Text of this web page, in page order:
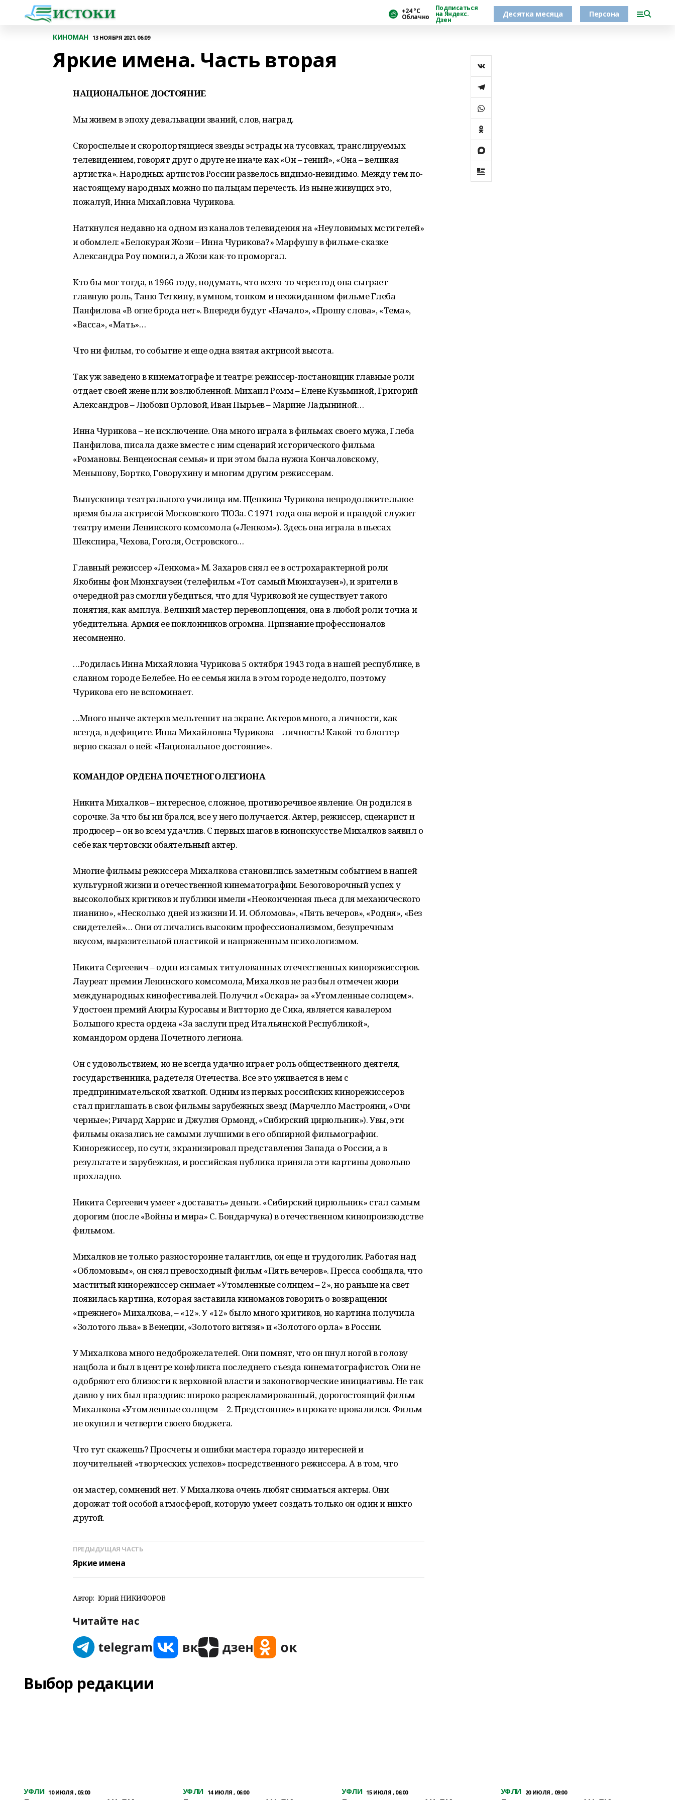
+24 °С
Облачно
Подписаться
на Яндекс.
Дзен
Десятка месяца Персона
КИНОМАН 13 НОЯБРЯ 2021, 06:09
Яркие имена. Часть вторая
НАЦИОНАЛЬНОЕ ДОСТОЯНИЕ
Мы живем в эпоху девальвации званий, слов, наград.
Скороспелые и скоропортящиеся звезды эстрады на тусовках, транслируемых
телевидением, говорят друг о друге не иначе как «Он – гений», «Она – великая
артистка». Народных артистов России развелось видимо-невидимо. Между тем по-
настоящему народных можно по пальцам перечесть. Из ныне живущих это,
пожалуй, Инна Михайловна Чурикова.
Наткнулся недавно на одном из каналов телевидения на «Неуловимых мстителей»
и обомлел: «Белокурая Жози – Инна Чурикова?» Марфушу в фильме-сказке
Александра Роу помнил, а Жози как-то проморгал.
Кто бы мог тогда, в 1966 году, подумать, что всего-то через год она сыграет
главную роль, Таню Теткину, в умном, тонком и неожиданном фильме Глеба
Панфилова «В огне брода нет». Впереди будут «Начало», «Прошу слова», «Тема»,
«Васса», «Мать»…
Что ни фильм, то событие и еще одна взятая актрисой высота.
Так уж заведено в кинематографе и театре: режиссер-постановщик главные роли
отдает своей жене или возлюбленной. Михаил Ромм – Елене Кузьминой, Григорий
Александров – Любови Орловой, Иван Пырьев – Марине Ладыниной…
Инна Чурикова – не исключение. Она много играла в фильмах своего мужа, Глеба
Панфилова, писала даже вместе с ним сценарий исторического фильма
«Романовы. Венценосная семья» и при этом была нужна Кончаловскому,
Меньшову, Бортко, Говорухину и многим другим режиссерам.
Выпускница театрального училища им. Щепкина Чурикова непродолжительное
время была актрисой Московского ТЮЗа. С 1971 года она верой и правдой служит
театру имени Ленинского комсомола («Ленком»). Здесь она играла в пьесах
Шекспира, Чехова, Гоголя, Островского…
Главный режиссер «Ленкома» М. Захаров снял ее в острохарактерной роли
Якобины фон Мюнхгаузен (телефильм «Тот самый Мюнхгаузен»), и зрители в
очередной раз смогли убедиться, что для Чуриковой не существует такого
понятия, как амплуа. Великий мастер перевоплощения, она в любой роли точна и
убедительна. Армия ее поклонников огромна. Признание профессионалов
несомненно.
…Родилась Инна Михайловна Чурикова 5 октября 1943 года в нашей республике, в
славном городе Белебее. Но ее семья жила в этом городе недолго, поэтому
Чурикова его не вспоминает.
…Много нынче актеров мельтешит на экране. Актеров много, а личности, как
всегда, в дефиците. Инна Михайловна Чурикова – личность! Какой-то блоггер
верно сказал о ней: «Национальное достояние».
КОМАНДОР ОРДЕНА ПОЧЕТНОГО ЛЕГИОНА
Никита Михалков – интересное, сложное, противоречивое явление. Он родился в
сорочке. За что бы ни брался, все у него получается. Актер, режиссер, сценарист и
продюсер – он во всем удачлив. С первых шагов в киноискусстве Михалков заявил о
себе как чертовски обаятельный актер.
Многие фильмы режиссера Михалкова становились заметным событием в нашей
культурной жизни и отечественной кинематографии. Безоговорочный успех у
высоколобых критиков и публики имели «Неоконченная пьеса для механического
пианино», «Несколько дней из жизни И. И. Обломова», «Пять вечеров», «Родня», «Без
свидетелей»… Они отличались высоким профессионализмом, безупречным
вкусом, выразительной пластикой и напряженным психологизмом.
Никита Сергеевич – один из самых титулованных отечественных кинорежиссеров.
Лауреат премии Ленинского комсомола, Михалков не раз был отмечен жюри
международных кинофестивалей. Получил «Оскара» за «Утомленные солнцем».
Удостоен премий Акиры Куросавы и Витторио де Сика, является кавалером
Большого креста ордена «За заслуги пред Итальянской Республикой»,
командором ордена Почетного легиона.
Он с удовольствием, но не всегда удачно играет роль общественного деятеля,
государственника, радетеля Отечества. Все это уживается в нем с
предпринимательской хваткой. Одним из первых российских кинорежиссеров
стал приглашать в свои фильмы зарубежных звезд (Марчелло Мастрояни, «Очи
черные»; Ричард Харрис и Джулия Ормонд, «Сибирский цирюльник»). Увы, эти
фильмы оказались не самыми лучшими в его обширной фильмографии.
Кинорежиссер, по сути, экранизировал представления Запада о России, а в
результате и зарубежная, и российская публика приняла эти картины довольно
прохладно.
Никита Сергеевич умеет «доставать» деньги. «Сибирский цирюльник» стал самым
дорогим (после «Войны и мира» С. Бондарчука) в отечественном кинопроизводстве
фильмом.
Михалков не только разносторонне талантлив, он еще и трудоголик. Работая над
«Обломовым», он снял превосходный фильм «Пять вечеров». Пресса сообщала, что
маститый кинорежиссер снимает «Утомленные солнцем – 2», но раньше на свет
появилась картина, которая заставила киноманов говорить о возвращении
«прежнего» Михалкова, – «12». У «12» было много критиков, но картина получила
«Золотого льва» в Венеции, «Золотого витязя» и «Золотого орла» в России.
У Михалкова много недоброжелателей. Они помнят, что он пнул ногой в голову
нацбола и был в центре конфликта последнего съезда кинематографистов. Они не
одобряют его близости к верховной власти и законотворческие инициативы. Не так
давно у них был праздник: широко разрекламированный, дорогостоящий фильм
Михалкова «Утомленные солнцем – 2. Предстояние» в прокате провалился. Фильм
не окупил и четверти своего бюджета.
Что тут скажешь? Просчеты и ошибки мастера гораздо интересней и
поучительней «творческих успехов» посредственного режиссера. А в том, что
он мастер, сомнений нет. У Михалкова очень любят сниматься актеры. Они
дорожат той особой атмосферой, которую умеет создать только он один и никто
другой.
ПРЕДЫДУЩАЯ ЧАСТЬ
Яркие имена
Автор: Юрий НИКИФОРОВ
Читайте нас
Выбор редакции
УФЛИ 10 ИЮЛЯ , 05:00 УФЛИ 14 ИЮЛЯ , 06:00 УФЛИ 15 ИЮЛЯ , 06:00 УФЛИ 20 ИЮЛЯ , 09:00